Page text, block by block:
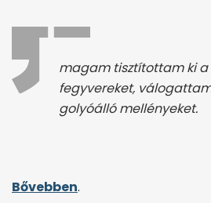
magam tisztítottam ki a
fegyvereket,
golyóálló mellényeket.
Bővebben.